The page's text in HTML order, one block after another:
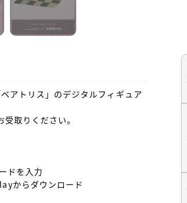
アトリス」のデジタルフィギュア
取りください。
ドを入力
からダウンロード